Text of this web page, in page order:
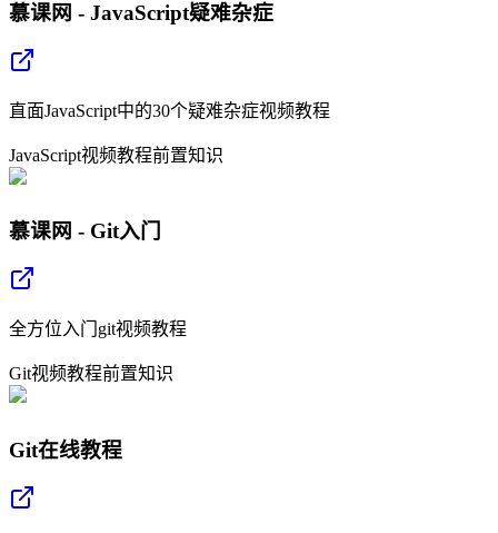
慕课网 - JavaScript疑难杂症
直面JavaScript中的30个疑难杂症视频教程
JavaScript视频教程前置知识
慕课网 - Git入门
全方位入门git视频教程
Git视频教程前置知识
Git在线教程